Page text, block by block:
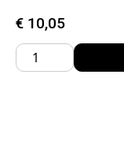
€ 10,05